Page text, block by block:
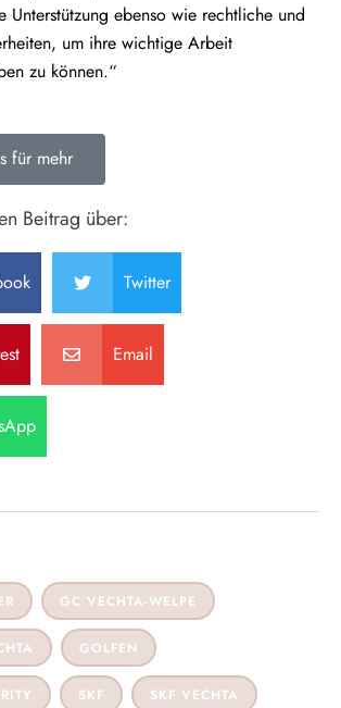
Unterstützung ebenso wie rechtliche und
um ihre wichtige Arbeit
zu können.“
für mehr
Beitrag über:
Twitter
Email
GC VECHTA-WELPE
GOLFEN
SKF SKF VECHTA